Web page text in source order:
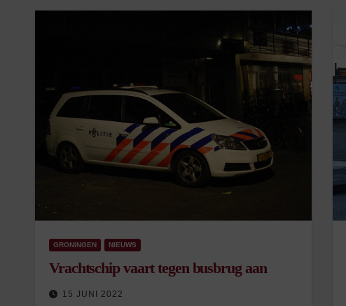
GRONINGEN NIEUWS
Vrachtschip vaart tegen busbrug aan
15 JUNI 2022